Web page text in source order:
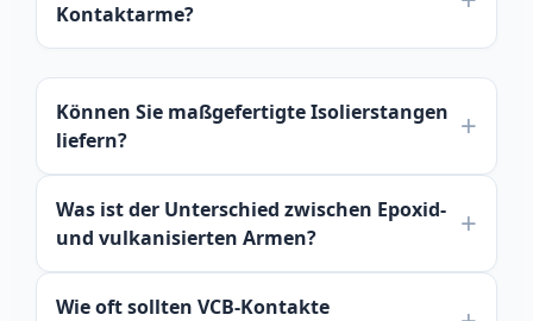
Kontaktarme?
Können Sie maßgefertigte Isolierstangen
liefern?
Was ist der Unterschied zwischen Epoxid-
und vulkanisierten Armen?
Wie oft sollten VCB-Kontakte